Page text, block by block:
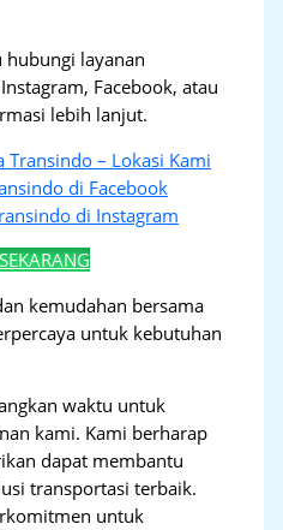
hubungi layanan
Facebook, atau
lebih lanjut.
Transindo – Lokasi Kami
di Facebook
di Instagram
kemudahan bersama
untuk kebutuhan
waktu untuk
kami. Kami berharap
dapat membantu
transportasi terbaik.
untuk